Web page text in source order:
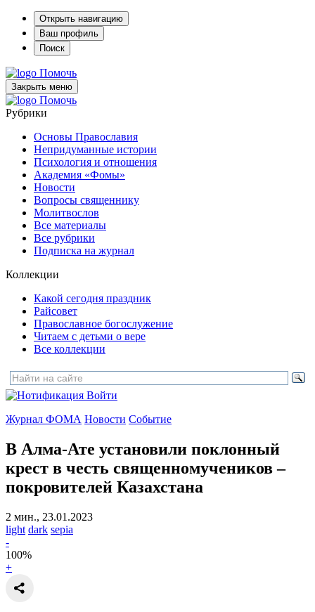
Открыть навигацию
Ваш профиль
Поиск
Помочь
Закрыть меню
Помочь
Рубрики
Основы Православия
Непридуманные истории
Психология и отношения
Академия «Фомы»
Новости
Вопросы священнику
Молитвослов
Все материалы
Все рубрики
Подписка на журнал
Коллекции
Какой сегодня праздник
Райсовет
Православное богослужение
Читаем с детьми о вере
Все коллекции
Войти
Журнал ФОМА Новости Событие
В Алма-Ате установили поклонный
крест в честь священномучеников–
покровителей Казахстана
2 мин., 23.01.2023
light dark sepia
-
100%
+